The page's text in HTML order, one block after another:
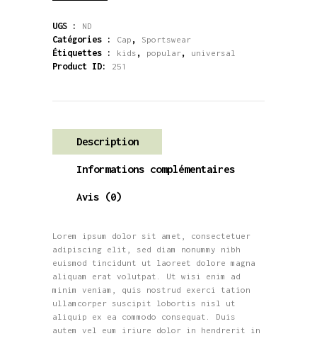
Backpack
UGS : ND
Catégories : Cap , Sportswear
Étiquettes : kids , popular, universal
Product ID: 251
Description
Informations complémentaires
Avis (0)
Lorem ipsum dolor sit amet, consectetuer
adipiscing elit, sed diam nonummy nibh
euismod tincidunt ut laoreet dolore magna
aliquam erat volutpat. Ut wisi enim ad
minim veniam, quis nostrud exerci tation
ullamcorper suscipit lobortis nisl ut
aliquip ex ea commodo consequat. Duis
autem vel eum iriure dolor in hendrerit in